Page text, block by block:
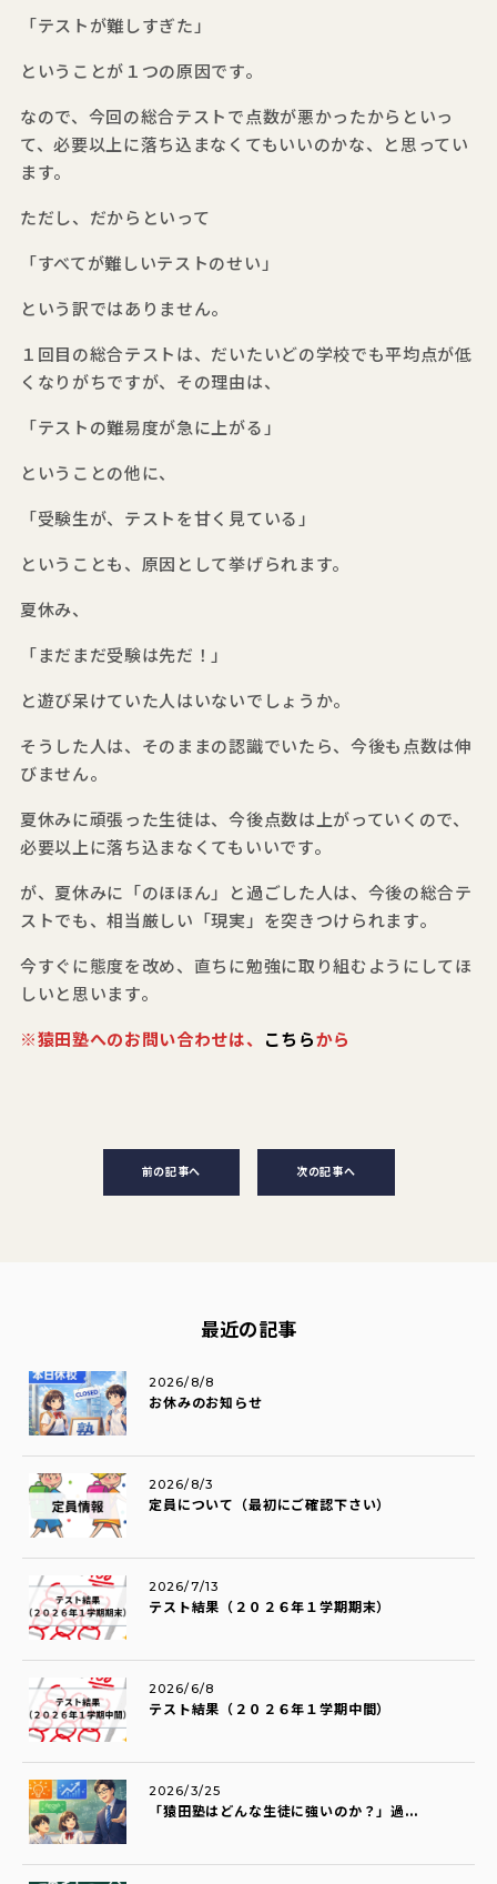
「テストが難しすぎた」
ということが１つの原因です。
なので、今回の総合テストで点数が悪かったからといっ
て、必要以上に落ち込まなくてもいいのかな、と思ってい
ます。
ただし、だからといって
「すべてが難しいテストのせい」
という訳ではありません。
１回目の総合テストは、だいたいどの学校でも平均点が低
くなりがちですが、その理由は、
「テストの難易度が急に上がる」
ということの他に、
「受験生が、テストを甘く見ている」
ということも、原因として挙げられます。
夏休み、
「まだまだ受験は先だ！」
と遊び呆けていた人はいないでしょうか。
そうした人は、そのままの認識でいたら、今後も点数は伸
びません。
夏休みに頑張った生徒は、今後点数は上がっていくので、
必要以上に落ち込まなくてもいいです。
が、夏休みに「のほほん」と過ごした人は、今後の総合テ
ストでも、相当厳しい「現実」を突きつけられます。
今すぐに態度を改め、直ちに勉強に取り組むようにしてほ
しいと思います。
※猿田塾へのお問い合わせは、 こちらから
前の記事へ 次の記事へ
最近の記事
お休みのお知らせ
2026/8/8
定員について（最初にご確認下さい）
2026/8/3
テスト結果（２０２６年１学期期末）
2026/7/13
テスト結果（２０２６年１学期中間）
2026/6/8
「猿田塾はどんな生徒に強いのか？」過...
2026/3/25